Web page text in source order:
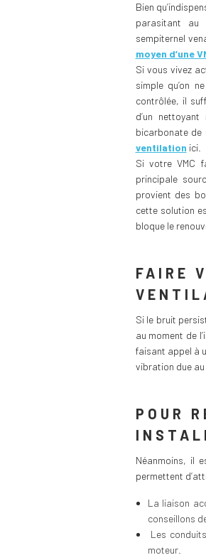
Bien
parasitant au
sempiternel
moyen d’une
Si vous vivez
simple qu’on
contrôlée, il
d’un
bicarbonate de
ventilation ici.
Si votre VMC
principale
provient des
cette solution
bloque le
FAIRE
Si le bruit
au moment de
faisant appel à
vibration due
POUR
Néanmoins, il
permettent
La liaison
conseillons
Les
moteur.